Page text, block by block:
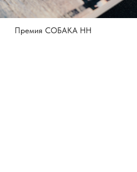
Премия СОБАКА НН